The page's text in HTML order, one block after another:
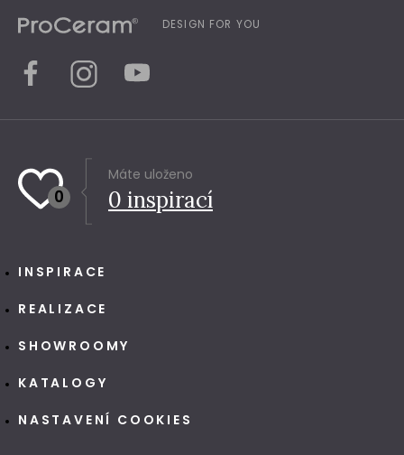
DESIGN FOR YOU
0
Máte uloženo
0 inspirací
INSPIRACE
REALIZACE
SHOWROOMY
KATALOGY
NASTAVENÍ COOKIES